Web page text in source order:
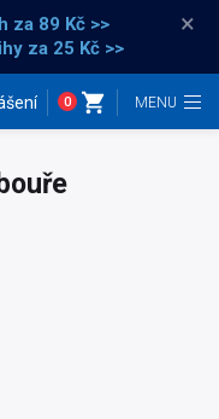
za 89 Kč >>
za 25 Kč >>
×
0